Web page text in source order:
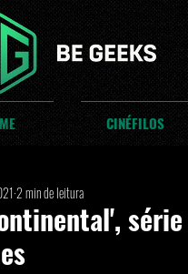
CINÉFILOS
2 min de leitura